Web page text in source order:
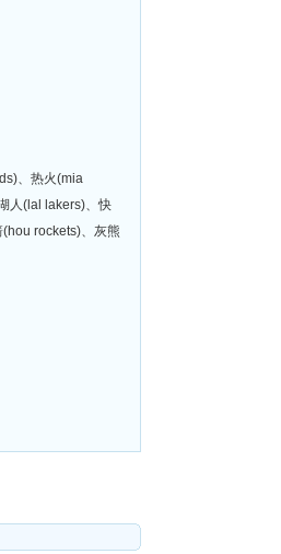
、热火(mia
人(lal lakers)、快
rockets)、灰熊